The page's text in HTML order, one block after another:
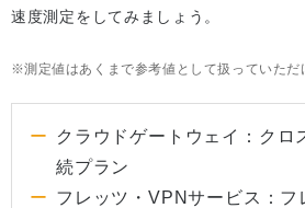
速度測定をしてみましょう。
測定値はあくまで参考値として扱っていただ
クラウドゲートウェイ：クロ
続プラン
フレッツ・VPNサービス：フ